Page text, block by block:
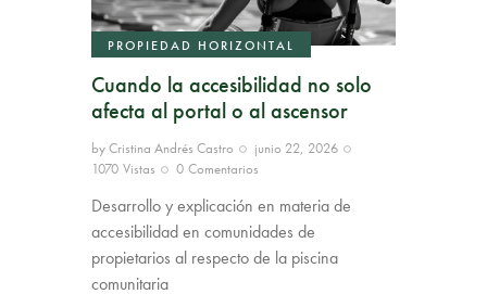
PROPIEDAD HORIZONTAL
Cuando la accesibilidad no solo
afecta al portal o al ascensor
byCristina Andrés Castro
junio 22, 2026
1070 Vistas 0 Comentarios
Desarrollo y explicación en materia de
accesibilidad en comunidades de
propietarios al respecto de la piscina
comunitaria